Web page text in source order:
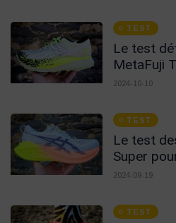
TEST
Le test
MetaFuji
2024-10-10
TEST
Le test
Super
2024-09-19
TEST